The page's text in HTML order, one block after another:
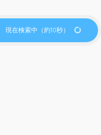
現在検索中（約10秒）